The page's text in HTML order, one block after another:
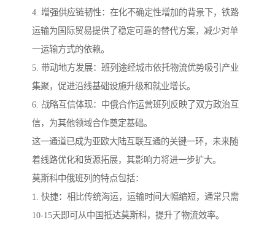
4. 增强供应链韧性：在化不确定性增加的背景下，铁路
运输为国际贸易提供了稳定可靠的替代方案，减少对单
一运输方式的依赖。
5. 带动地方发展：班列途经城市依托物流优势吸引产业
集聚，促进沿线基础设施升级和就业增长。
6. 战略互信体现：中俄合作运营班列反映了双方政治互
信，为其他领域合作奠定基础。
这一通道已成为亚欧大陆互联互通的关键一环，未来随
着线路优化和货源拓展，其影响力将进一步扩大。
莫斯科中俄班列的特点包括：
1. 快捷：相比传统海运，运输时间大幅缩短，通常只需
10-15天即可从中国抵达莫斯科，提升了物流效率。